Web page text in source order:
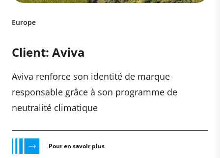
Europe
Client: Aviva
Aviva renforce son identité de marque
responsable grâce à son programme de
neutralité climatique
Pour en savoir plus